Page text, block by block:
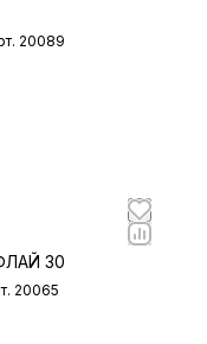
20089
30
20065